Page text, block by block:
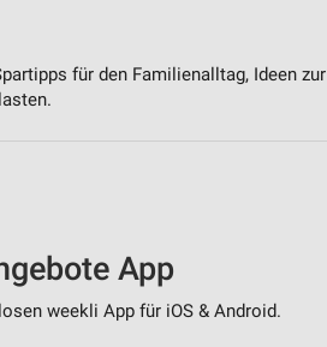
für den Familienalltag, Ideen zur
App
weekli App für iOS & Android.